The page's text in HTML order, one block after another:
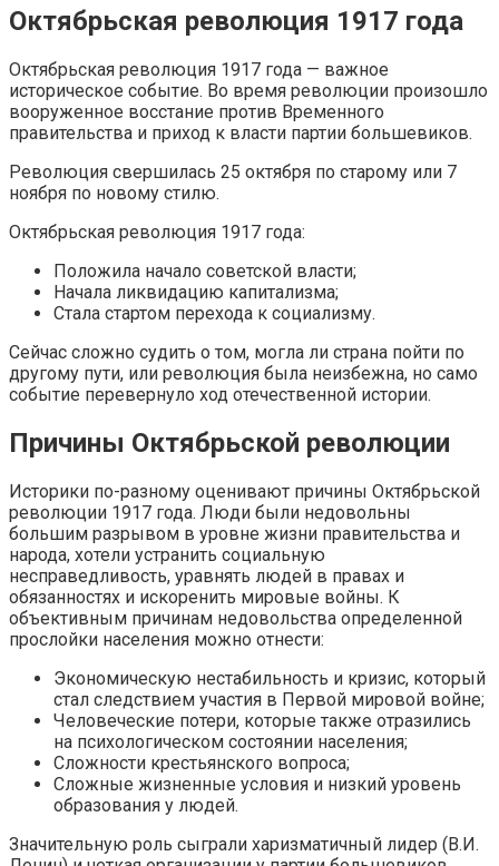
Октябрьская революция 1917 года
Октябрьская революция 1917 года — важное
историческое событие. Во время революции произошло
вооруженное восстание против Временного
правительства и приход к власти партии большевиков.
Революция свершилась 25 октября по старому или 7
ноября по новому стилю.
Октябрьская революция 1917 года:
Положила начало советской власти;
Начала ликвидацию капитализма;
Стала стартом перехода к социализму.
Сейчас сложно судить о том, могла ли страна пойти по
другому пути, или революция была неизбежна, но само
событие перевернуло ход отечественной истории.
Причины Октябрьской революции
Историки по-разному оценивают причины Октябрьской
революции 1917 года. Люди были недовольны
большим разрывом в уровне жизни правительства и
народа, хотели устранить социальную
несправедливость, уравнять людей в правах и
обязанностях и искоренить мировые войны. К
объективным причинам недовольства определенной
прослойки населения можно отнести:
Экономическую нестабильность и кризис, который
стал следствием участия в Первой мировой войне;
Человеческие потери, которые также отразились
на психологическом состоянии населения;
Сложности крестьянского вопроса;
Сложные жизненные условия и низкий уровень
образования у людей.
Значительную роль сыграли харизматичный лидер (В.И.